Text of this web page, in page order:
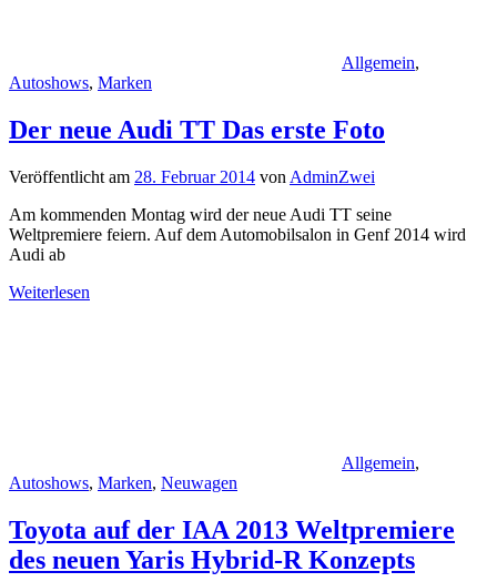
Allgemein,
Autoshows, Marken
Der neue Audi TT Das erste Foto
Veröffentlicht am 28. Februar 2014 von AdminZwei
Am kommenden Montag wird der neue Audi TT seine
Weltpremiere feiern. Auf dem Automobilsalon in Genf 2014 wird
Audi ab
Weiterlesen
Allgemein,
Autoshows, Marken, Neuwagen
Toyota auf der IAA 2013 Weltpremiere
des neuen Yaris Hybrid-R Konzepts